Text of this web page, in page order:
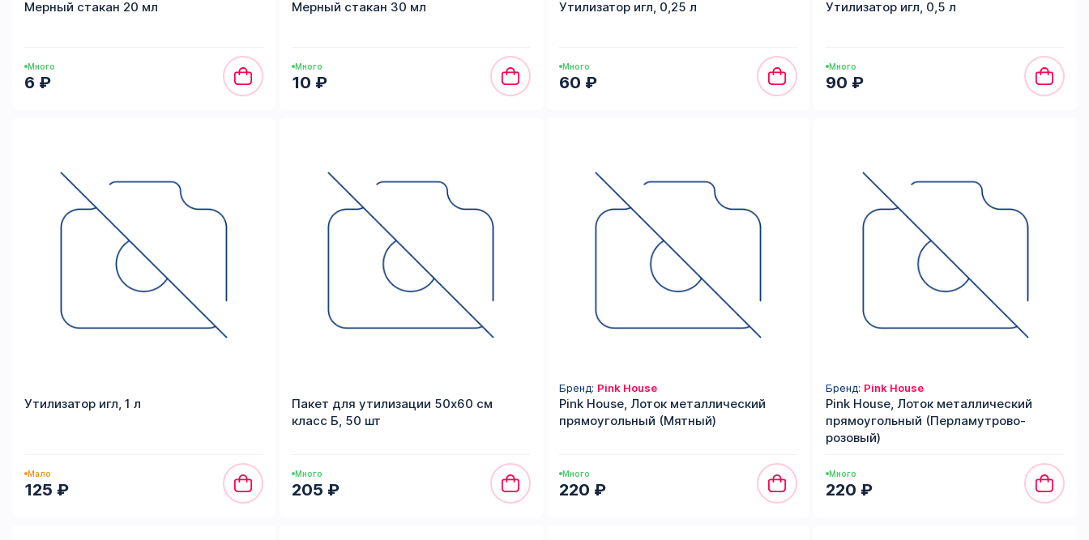
Мерный стакан 20 мл
Много
6 ₽
Мерный стакан 30 мл
Много
10 ₽
Утилизатор игл, 0,25 л
Много
60 ₽
Утилизатор игл, 0,5 л
Много
90 ₽
Утилизатор игл, 1 л
Мало
125 ₽
Пакет для утилизации 50х60 см
класс Б, 50 шт
Много
205 ₽
Бренд: Pink House
Pink House, Лоток металлический
прямоугольный (Мятный)
Много
220 ₽
Бренд: Pink House
Pink House, Лоток металлический
прямоугольный (Перламутрово-
розовый)
Много
220 ₽